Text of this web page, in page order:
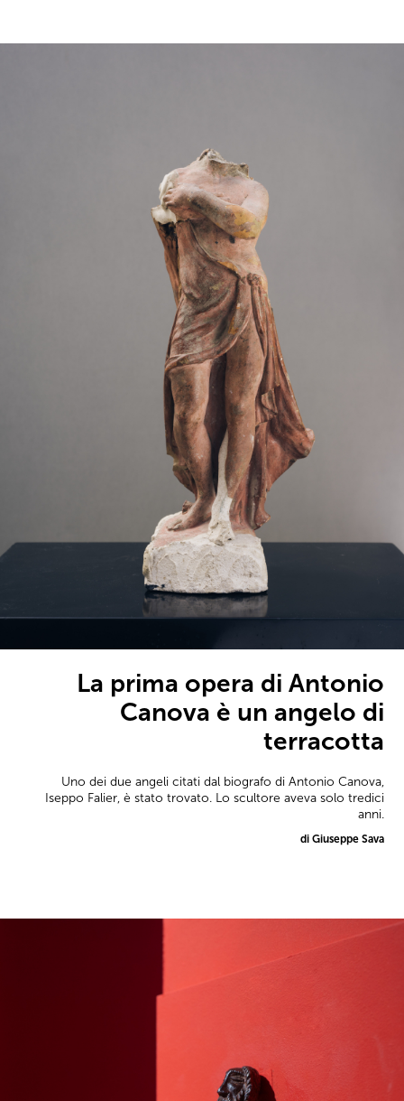
La prima opera di Antonio
Canova è un angelo di
terracotta
Uno dei due angeli citati dal biografo di Antonio Canova,
Iseppo Falier, è stato trovato. Lo scultore aveva solo tredici
anni.
di Giuseppe Sava